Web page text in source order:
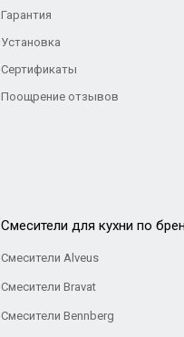
Гарантия
Установка
Сертификаты
Поощрение отзывов
Cмесители для кухни по
Смесители Alveus
Смесители Bravat
Смесители Bennberg